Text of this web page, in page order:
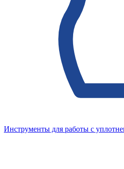
Инструменты для работы с